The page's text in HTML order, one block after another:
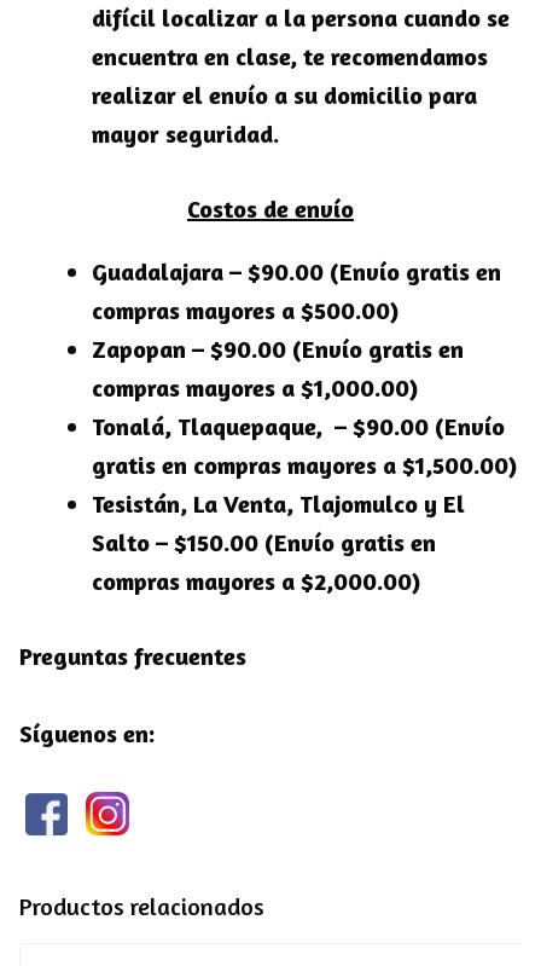
difícil localizar a la persona cuando se
encuentra en clase, te recomendamos
realizar el envío a su domicilio para
mayor seguridad.
Costos de envío
Guadalajara – $90.00 (Envío gratis en
compras mayores a $500.00)
Zapopan – $90.00 (Envío gratis en
compras mayores a $1,000.00)
Tonalá, Tlaquepaque, – $90.00 (Envío
gratis en compras mayores a $1,500.00)
Tesistán, La Venta, Tlajomulco y El
Salto – $150.00 (Envío gratis en
compras mayores a $2,000.00)
Preguntas frecuentes
Síguenos en:
Productos relacionados